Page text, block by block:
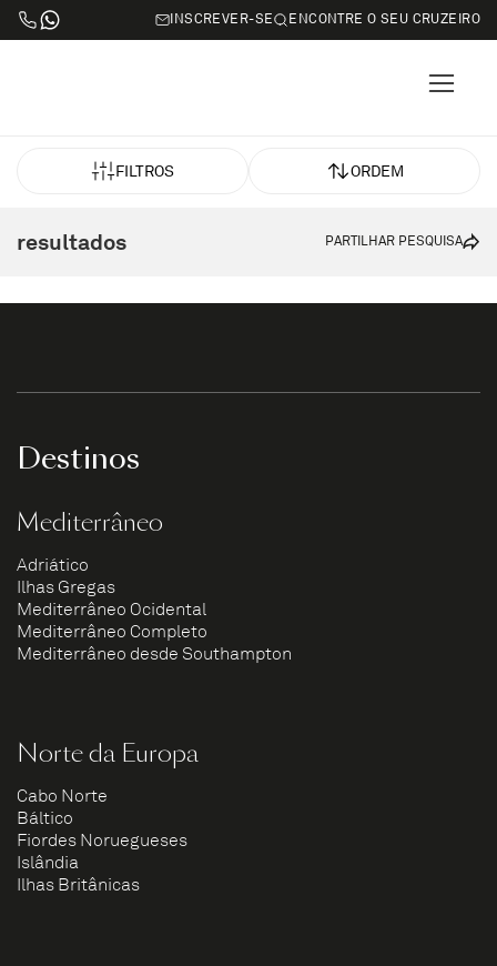
INSCREVER-SE ENCONTRE O SEU CRUZEIRO
FILTROS ORDEM
resultados PARTILHAR PESQUISA
Destinos
Mediterrâneo
Adriático
Ilhas Gregas
Mediterrâneo Ocidental
Mediterrâneo Completo
Mediterrâneo desde Southampton
Norte da Europa
Cabo Norte
Báltico
Fiordes Noruegueses
Islândia
Ilhas Britânicas